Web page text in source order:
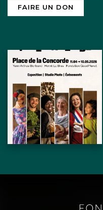
FAIRE UN DON